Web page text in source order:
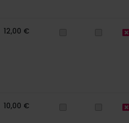
12,00 €
10,00 €